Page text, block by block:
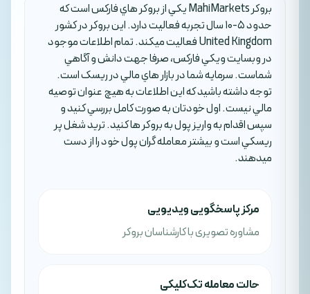
بروکر MahiMarkets يکي از بروکر هاي فارکس است که
حدود 5-10 سال تجربه فعاليت دارد. اين بروکر در کشور
United Kingdom فعاليت ميکند. تمام اطلاعات موجود
در وبسايت ويکي فارکس، صرفا جهت دانش و آگاهي
شماست. سرمايه شما در بازار هاي مالي در ريسک است.
توجه داشته باشيد که اين اطلاعات به هيچ عنوان توصيه
مالي نيست. اول خودتان به صورت کامل بررسي کنيد و
سپس اقدام به واريز پول به بروکر ها کنيد. تريد شغل پر
ريسکي است و بيشتر معامله گران پول خود را از دست
ميدهند.
مرکز پاسخگویی ویدیویی
مشاوره تصویری با کارشناسان بروکر
حالت معامله تک‌کلیکی